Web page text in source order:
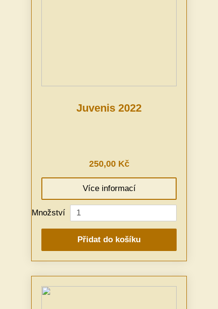
Juvenis 2022
250,00 Kč
Více informací
Množství
Přidat do košíku